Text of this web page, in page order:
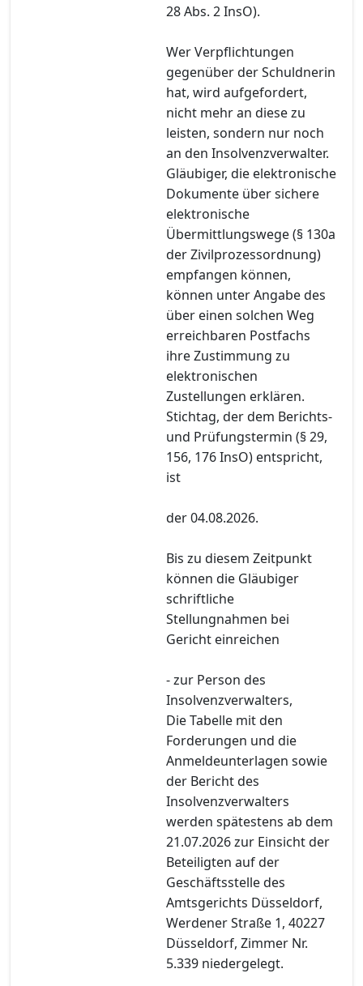
28 Abs. 2 InsO).
Wer Verpflichtungen
gegenüber der Schuldnerin
hat, wird aufgefordert,
nicht mehr an diese zu
leisten, sondern nur noch
an den Insolvenzverwalter.
Gläubiger, die elektronische
Dokumente über sichere
elektronische
Übermittlungswege (§ 130a
der Zivilprozessordnung)
empfangen können,
können unter Angabe des
über einen solchen Weg
erreichbaren Postfachs
ihre Zustimmung zu
elektronischen
Zustellungen erklären.
Stichtag, der dem Berichts-
und Prüfungstermin (§ 29,
156, 176 InsO) entspricht,
ist
der 04.08.2026.
Bis zu diesem Zeitpunkt
können die Gläubiger
schriftliche
Stellungnahmen bei
Gericht einreichen
- zur Person des
Insolvenzverwalters,
Die Tabelle mit den
Forderungen und die
Anmeldeunterlagen sowie
der Bericht des
Insolvenzverwalters
werden spätestens ab dem
21.07.2026 zur Einsicht der
Beteiligten auf der
Geschäftsstelle des
Amtsgerichts Düsseldorf,
Werdener Straße 1, 40227
Düsseldorf, Zimmer Nr.
5.339 niedergelegt.